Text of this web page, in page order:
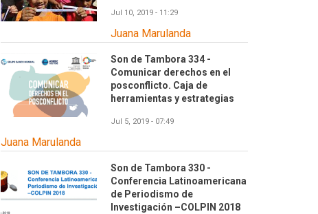
Jul 10, 2019 - 11:29
Juana Marulanda
Son de Tambora 334 -
Comunicar derechos en el
posconflicto. Caja de
herramientas y estrategias
Jul 5, 2019 - 07:49
Juana Marulanda
Son de Tambora 330 -
Conferencia Latinoamericana
de Periodismo de
Investigación –COLPIN 2018